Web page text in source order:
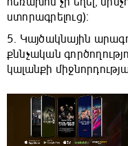
ստորագրելուց)։
5. Կայծակնային
քննչական
կալանքի